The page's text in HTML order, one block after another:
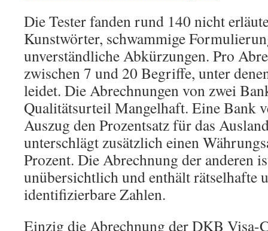
Die Tester fanden rund 140 nicht
Kunstwörter, schwammige
unverständliche Abkürzungen. Pro
zwischen 7 und 20 Begriffe, unter
leidet. Die Abrechnungen von zwei
Qualitätsurteil Mangelhaft. Eine Bank
Auszug den Prozentsatz für das
unterschlägt zusätzlich einen
Prozent. Die Abrechnung der anderen
unübersichtlich und enthält rätselhafte
identifizierbare Zahlen.
Einzig die Abrechnung der DKB Visa-